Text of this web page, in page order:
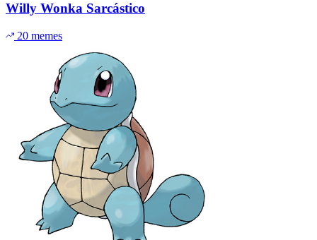
Willy Wonka Sarcástico
20 memes